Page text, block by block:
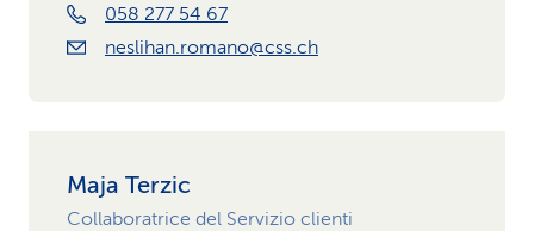
058 277 54 67
neslihan.romano@css.ch
Maja Terzic
Collaboratrice del Servizio clienti